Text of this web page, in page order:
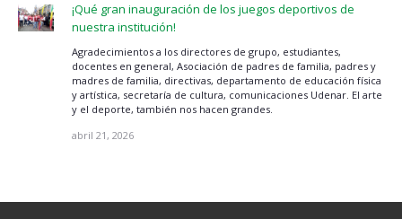
¡Qué gran inauguración de los juegos deportivos de
nuestra institución!
Agradecimientos a los directores de grupo, estudiantes,
docentes en general, Asociación de padres de familia, padres y
madres de familia, directivas, departamento de educación física
y artística, secretaría de cultura, comunicaciones Udenar. El arte
y el deporte, también nos hacen grandes.
abril 21, 2026